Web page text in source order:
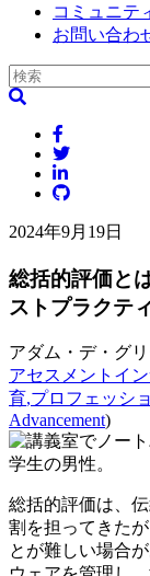
コミュニテ
お問い合わ
2024年9月19日
総括的評価と
ストプラクテ
アダム・デ・グ
アセスメントイン
育,プロフェッシ
Advancement)
総括的評価は、
割を担ってきた
とが難しい場合